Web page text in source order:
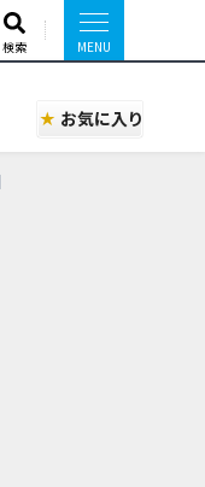
検索
お気に入り